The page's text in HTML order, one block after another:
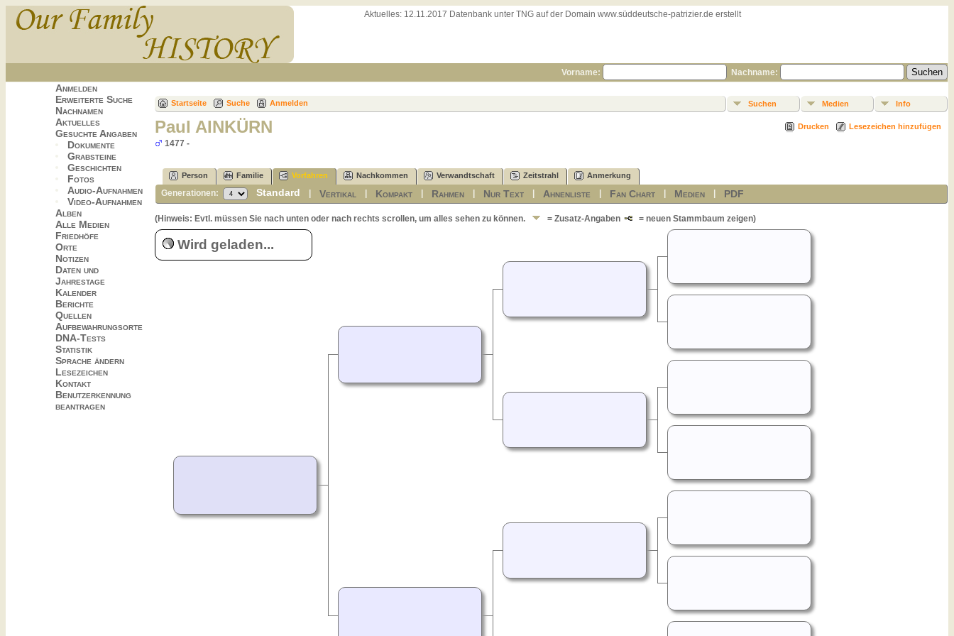
Aktuelles: 12.11.2017 Datenbank unter TNG auf der Domain www.süddeutsche-patrizier.de erstellt
Vorname: Nachname:
Anmelden
Erweiterte Suche
Nachnamen
Aktuelles
Gesuchte Angaben
Dokumente
Grabsteine
Geschichten
Fotos
Audio-Aufnahmen
Video-Aufnahmen
Alben
Alle Medien
Friedhöfe
Orte
Notizen
Daten und
Jahrestage
Kalender
Berichte
Quellen
Aufbewahrungsorte
DNA-Tests
Statistik
Sprache ändern
Lesezeichen
Kontakt
Benutzerkennung
beantragen
Startseite Suche Anmelden Suchen Medien Info
Drucken Lesezeichen hinzufügen
Paul AINKÜRN
1477 -
Person Familie Vorfahren Nachkommen Verwandtschaft Zeitstrahl Anmerkung
Generationen: Standard |Vertikal Kompakt Rahmen Nur Text Ahnenliste Fan Chart Medien PDF
(Hinweis: Evtl. müssen Sie nach unten oder nach rechts scrollen, um alles sehen zu können. = Zusatz-Angaben = neuen Stammbaum zeigen)
Wird geladen...